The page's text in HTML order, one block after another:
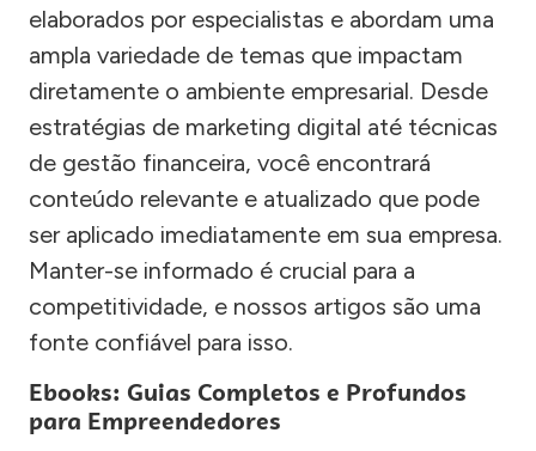
elaborados por especialistas e abordam uma
ampla variedade de temas que impactam
diretamente o ambiente empresarial. Desde
estratégias de marketing digital até técnicas
de gestão financeira, você encontrará
conteúdo relevante e atualizado que pode
ser aplicado imediatamente em sua empresa.
Manter-se informado é crucial para a
competitividade, e nossos artigos são uma
fonte confiável para isso.
Ebooks: Guias Completos e Profundos
para Empreendedores